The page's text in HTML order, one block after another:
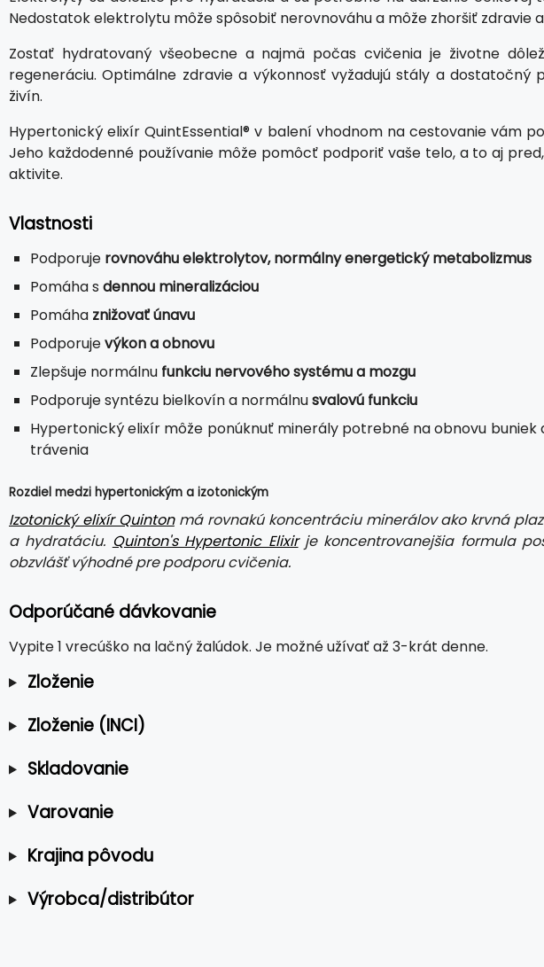
Nedostatok elektrolytu môže spôsobiť nerovnováhu a môže zhoršiť zdravie
Zostať hydratovaný všeobecne a najmä počas cvičenia je životne
regeneráciu. Optimálne zdravie a výkonnosť vyžadujú stály a
živín.
Hypertonický elixír QuintEssential® v balení vhodnom na cestovanie vám
Jeho každodenné používanie môže pomôcť podporiť vaše telo, a to aj
aktivite.
Vlastnosti
Podporuje rovnováhu elektrolytov, normálny energetický metabolizmus
Pomáha s dennou mineralizáciou
Pomáha znižovať únavu
Podporujevýkon a obnovu
Zlepšuje normálnu funkciu nervového systému a mozgu
Podporuje syntézu bielkovín a normálnusvalovú funkciu
Hypertonický elixír môže ponúknuť minerály potrebné na obnovu buniek
trávenia
Rozdiel medzi hypertonickým a izotonickým
Izotonický elixír Quintonmá rovnakú koncentráciu minerálov ako krvná
a hydratáciu. Quinton's Hypertonic Elixirje koncentrovanejšia formula
obzvlášť výhodné pre podporu cvičenia.
Odporúčané dávkovanie
Vypite 1 vrecúško na lačný žalúdok. Je možné užívať až 3-krát denne.
Zloženie
Zloženie (INCI)
Skladovanie
Varovanie
Krajina pôvodu
Výrobca/distribútor